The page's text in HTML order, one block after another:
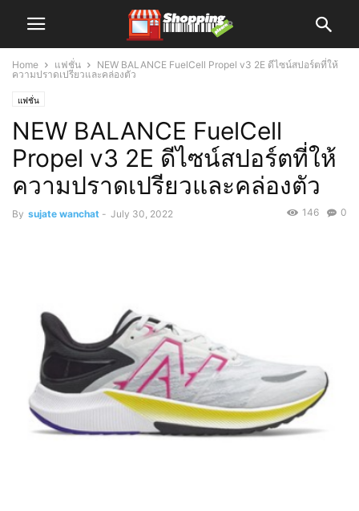
Home แฟชั่น
NEW BALANCE FuelCell Propel v3 2E ดีไซน์สปอร์ตที่ให้
ความปราดเปรียวและคล่องตัว
แฟชั่น
NEW BALANCE FuelCell
Propel v3 2E ดีไซน์สปอร์ตที่ให้
ความปราดเปรียวและคล่องตัว
By sujate wanchat - July 30, 2022 0
146